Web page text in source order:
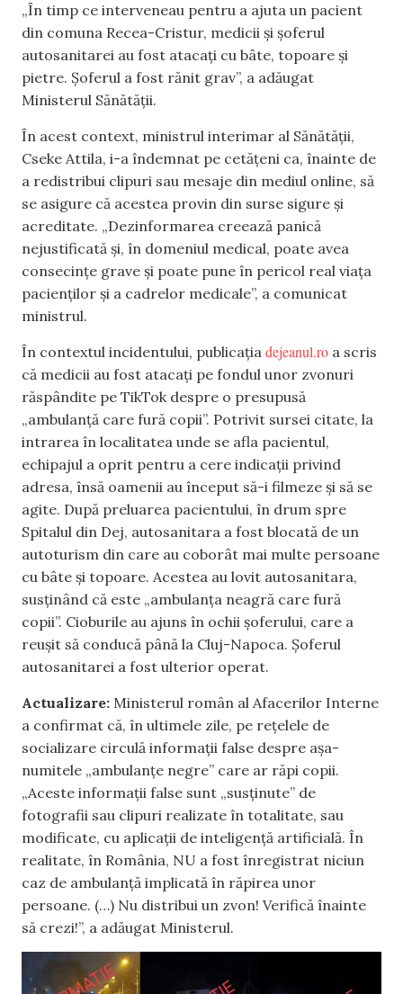
„În timp ce interveneau pentru a ajuta un pacient
din comuna Recea-Cristur, medicii și șoferul
autosanitarei au fost atacați cu bâte, topoare și
pietre. Șoferul a fost rănit grav”, a adăugat
Ministerul Sănătății.
În acest context, ministrul interimar al Sănătății,
Cseke Attila, i-a îndemnat pe cetățeni ca, înainte de
a redistribui clipuri sau mesaje din mediul online, să
se asigure că acestea provin din surse sigure și
acreditate. „Dezinformarea creează panică
nejustificată și, în domeniul medical, poate avea
consecințe grave și poate pune în pericol real viața
pacienților și a cadrelor medicale”, a comunicat
ministrul.
În contextul incidentului, publicația dejeanul.ro a scris
că medicii au fost atacați pe fondul unor zvonuri
răspândite pe TikTok despre o presupusă
„ambulanță care fură copii”. Potrivit sursei citate, la
intrarea în localitatea unde se afla pacientul,
echipajul a oprit pentru a cere indicații privind
adresa, însă oamenii au început să-i filmeze și să se
agite. După preluarea pacientului, în drum spre
Spitalul din Dej, autosanitara a fost blocată de un
autoturism din care au coborât mai multe persoane
cu bâte și topoare. Acestea au lovit autosanitara,
susținând că este „ambulanța neagră care fură
copii”. Cioburile au ajuns în ochii șoferului, care a
reușit să conducă până la Cluj-Napoca. Șoferul
autosanitarei a fost ulterior operat.
Actualizare: Ministerul român al Afacerilor Interne
a confirmat că, în ultimele zile, pe rețelele de
socializare circulă informații false despre așa-
numitele „ambulanțe negre” care ar răpi copii.
„Aceste informații false sunt „susținute” de
fotografii sau clipuri realizate în totalitate, sau
modificate, cu aplicații de inteligență artificială. În
realitate, în România, NU a fost înregistrat niciun
caz de ambulanță implicată în răpirea unor
persoane. (…) Nu distribui un zvon! Verifică înainte
să crezi!”, a adăugat Ministerul.